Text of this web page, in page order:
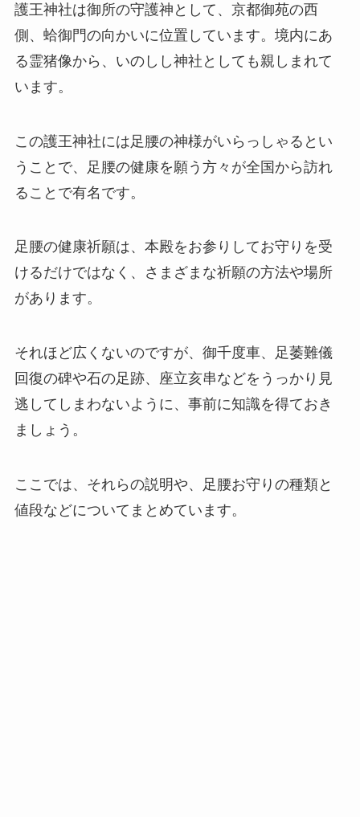
護王神社は御所の守護神として、京都御苑の西
側、蛤御門の向かいに位置しています。境内にあ
る霊猪像から、いのしし神社としても親しまれて
います。
この護王神社には足腰の神様がいらっしゃるとい
うことで、足腰の健康を願う方々が全国から訪れ
ることで有名です。
足腰の健康祈願は、本殿をお参りしてお守りを受
けるだけではなく、さまざまな祈願の方法や場所
があります。
それほど広くないのですが、御千度車、足萎難儀
回復の碑や石の足跡、座立亥串などをうっかり見
逃してしまわないように、事前に知識を得ておき
ましょう。
ここでは、それらの説明や、足腰お守りの種類と
値段などについてまとめています。